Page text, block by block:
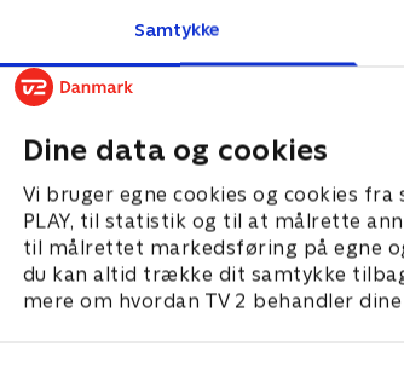
Samtykke
Dine data og cookies
Vi bruger egne cookies og cookies
PLAY, til statistik og til at målrette
til målrettet markedsføring på egne
du kan altid trække dit samtykke
mere om hvordan TV 2 behandler
med
skal rengøre
Gladys og hendes